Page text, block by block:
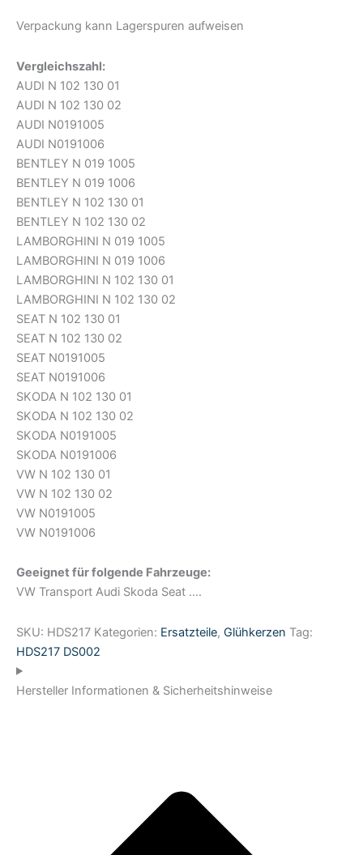
Verpackung kann Lagerspuren aufweisen
Vergleichszahl:
AUDI N 102 130 01
AUDI N 102 130 02
AUDI N0191005
AUDI N0191006
BENTLEY N 019 1005
BENTLEY N 019 1006
BENTLEY N 102 130 01
BENTLEY N 102 130 02
LAMBORGHINI N 019 1005
LAMBORGHINI N 019 1006
LAMBORGHINI N 102 130 01
LAMBORGHINI N 102 130 02
SEAT N 102 130 01
SEAT N 102 130 02
SEAT N0191005
SEAT N0191006
SKODA N 102 130 01
SKODA N 102 130 02
SKODA N0191005
SKODA N0191006
VW N 102 130 01
VW N 102 130 02
VW N0191005
VW N0191006
Geeignet für folgende Fahrzeuge:
VW Transport Audi Skoda Seat ….
SKU: HDS217 Kategorien: Ersatzteile, Glühkerzen Tag:
HDS217 DS002
Hersteller Informationen & Sicherheitshinweise